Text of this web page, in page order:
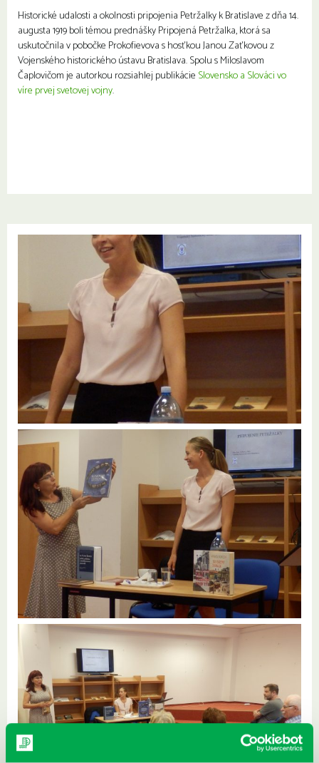
Historické udalosti a okolnosti pripojenia Petržalky k Bratislave z dňa 14.
augusta 1919 boli témou prednášky Pripojená Petržalka, ktorá sa
uskutočnila v pobočke Prokofievova s hosťkou Janou Zaťkovou z
Vojenského historického ústavu Bratislava. Spolu s Miloslavom
Čaplovičom je autorkou rozsiahlej publikácie Slovensko a Slováci vo
víre prvej svetovej vojny.